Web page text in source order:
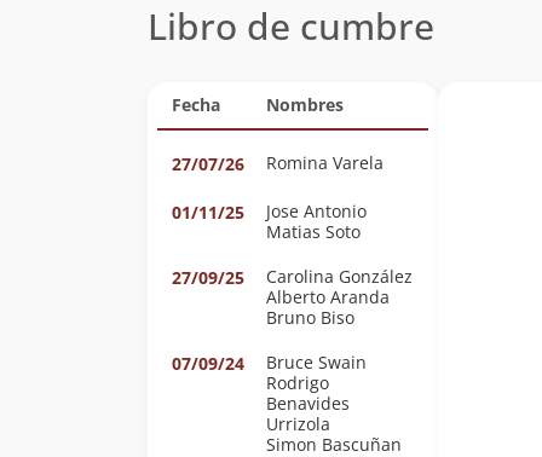
Libro de cumbre
Fecha Nombres
27/07/26 Romina Varela
01/11/25
Jose Antonio
Matias Soto
27/09/25
Carolina González
Alberto Aranda
Bruno Biso
07/09/24
Bruce Swain
Rodrigo
Benavides
Urrizola
Simon Bascuñan